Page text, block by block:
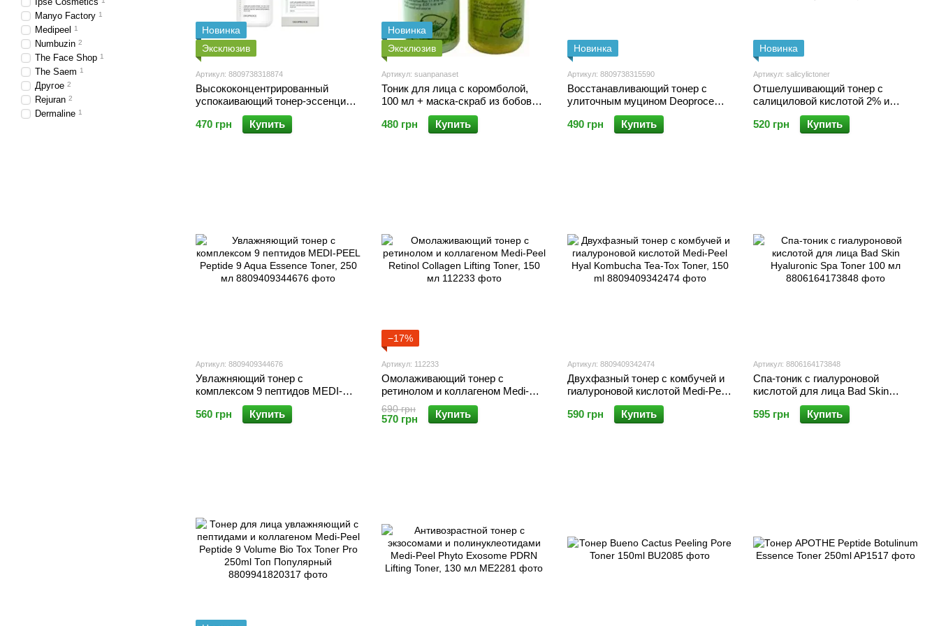
Новинка
Эксклюзив
Артикул: 8809738318874
Высококонцентрированный
успокаивающий тонер-эссенция с
центеллой Deoproce AC Cica
Calming Boosting 150ml
470 грн Купить
Новинка
Эксклюзив
Артикул: suanpanaset
Тоник для лица с коромболой,
100 мл + маска-скраб из бобов
мунг (маш), 60 гр. Suanpana Set
Star Fruit Toner Lotion+Mask And
480 грн Купить
Новинка
Артикул: 8809738315590
Восстанавливающий тонер с
улиточным муцином Deoproce
Snail Recovery Toner, 210 мл
490 грн
Купить
Новинка
Артикул: salicylictoner
Отшелушивающий тонер с
салициловой кислотой 2% и
ниацинамидом 2% для
проблемной кожи, 120 мл
520 грн Купить
Артикул: 8809409344676
Увлажняющий тонер с
комплексом 9 пептидов MEDI-
PEEL Peptide 9 Aqua Essence
Toner, 250 мл
560 грн Купить
−17%
Артикул: 112233
Омолаживающий тонер с
ретинолом и коллагеном Medi-
Peel Retinol Collagen Lifting Toner,
150 мл
690 грн
570 грн Купить
Артикул: 8809409342474
Двухфазный тонер с комбучей и
гиалуроновой кислотой Medi-Peel
Hyal Kombucha Tea-Tox Toner, 150
ml
590 грн Купить
Артикул: 8806164173848
Спа-тоник с гиалуроновой
кислотой для лица Bad Skin
Hyaluronic Spa Toner 100 мл
595 грн
Купить
Manyo Factory 1
Medipeel 1
Numbuzin 2
The Face Shop 1
The Saem 1
Другое 2
Rejuran 2
Dermaline 1